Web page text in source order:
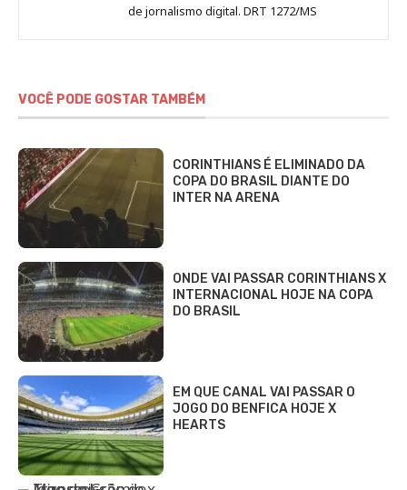
de jornalismo digital. DRT 1272/MS
VOCÊ PODE GOSTAR TAMBÉM
CORINTHIANS É ELIMINADO DA
COPA DO BRASIL DIANTE DO
INTER NA ARENA
ONDE VAI PASSAR CORINTHIANS X
INTERNACIONAL HOJE NA COPA
DO BRASIL
EM QUE CANAL VAI PASSAR O
JOGO DO BENFICA HOJE X
HEARTS